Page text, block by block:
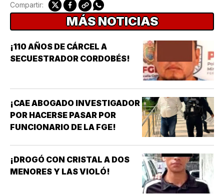
Compartir:
MÁS NOTICIAS
¡110 AÑOS DE CÁRCEL A
SECUESTRADOR CORDOBÉS!
¡CAE ABOGADO INVESTIGADOR
POR HACERSE PASAR POR
FUNCIONARIO DE LA FGE!
¡DROGÓ CON CRISTAL A DOS
MENORES Y LAS VIOLÓ!